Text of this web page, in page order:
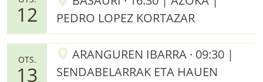
12
PEDRO LOPEZ KORTAZAR
OTS.
13
ARANGUREN IBARRA · 09:30 |
SENDABELARRAK ETA HAUEN